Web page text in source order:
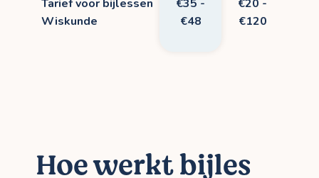
Tarief voor bijlessen
Wiskunde
€35 -
€48
€20 -
€120
Hoe werkt bijles